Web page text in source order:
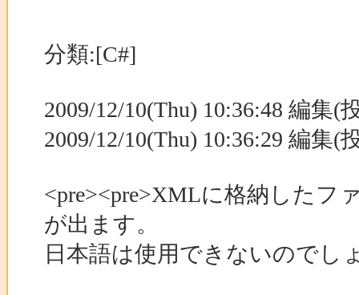
分類:[C#]
2009/12/10(Thu) 10:36:48 編集(
2009/12/10(Thu) 10:36:29 編集(
<pre><pre>XMLに格納したフ
が出ます。
日本語は使用できないのでし